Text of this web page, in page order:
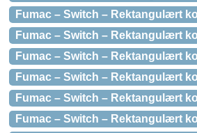
Fumac – Switch – Rektangulært
Fumac – Switch – Rektangulært
Fumac – Switch – Rektangulært
Fumac – Switch – Rektangulært
Fumac – Switch – Rektangulært
Fumac – Switch – Rektangulært